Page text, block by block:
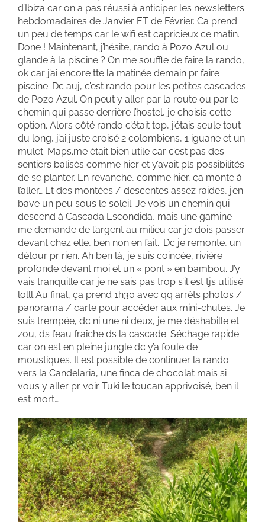
d’Ibiza car on a pas réussi à anticiper les newsletters
hebdomadaires de Janvier ET de Février. Ca prend
un peu de temps car le wifi est capricieux ce matin.
Done ! Maintenant, j’hésite, rando à Pozo Azul ou
glande à la piscine ? On me souffle de faire la rando,
ok car j’ai encore tte la matinée demain pr faire
piscine. Dc auj, c’est rando pour les petites cascades
de Pozo Azul. On peut y aller par la route ou par le
chemin qui passe derrière l’hostel, je choisis cette
option. Alors côté rando c’était top, j’étais seule tout
du long, j’ai juste croisé 2 colombiens, 1 iguane et un
mulet. Maps.me était bien utile car c’est pas des
sentiers balisés comme hier et y’avait pls possibilités
de se planter. En revanche, comme hier, ça monte à
l’aller… Et des montées / descentes assez raides, j’en
bave un peu sous le soleil. Je vois un chemin qui
descend à Cascada Escondida, mais une gamine
me demande de l’argent au milieu car je dois passer
devant chez elle, ben non en fait.. Dc je remonte, un
détour pr rien. Ah ben là, je suis coincée, rivière
profonde devant moi et un « pont » en bambou. J’y
vais tranquille car je ne sais pas trop s’il est tjs utilisé
lolll Au final, ça prend 1h30 avec qq arrêts photos /
panorama / carte pour accéder aux mini-chutes. Je
suis trempée, dc ni une ni deux, je me déshabille et
zou, ds l’eau fraîche ds la cascade. Séchage rapide
car on est en pleine jungle dc y’a foule de
moustiques. Il est possible de continuer la rando
vers la Candelaria, une finca de chocolat mais si
vous y aller pr voir Tuki le toucan apprivoisé, ben il
est mort…